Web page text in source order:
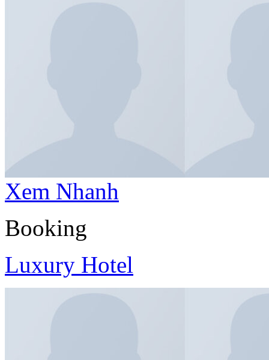
Xem Nhanh
Booking
Luxury Hotel